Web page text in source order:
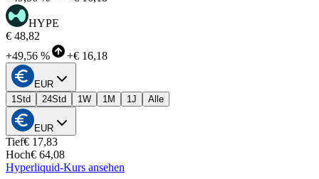
HYPE
€ 48,82
+49,56 % +€ 16,18
EUR
1Std
24Std 1W 1M 1J Alle
EUR
Tief€ 17,83
Hoch€ 64,08
Hyperliquid-Kurs ansehen